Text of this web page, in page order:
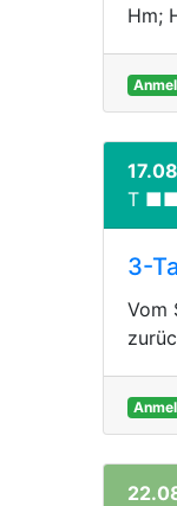
Hm;
T
3-
Vom